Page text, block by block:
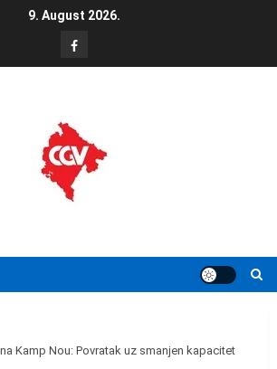
9. August 2026.
FB
Kamp Nou: Povratak uz smanjen kapacitet